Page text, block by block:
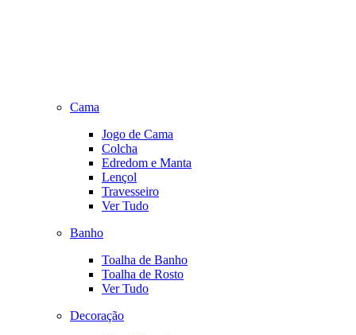
Cama
Jogo de Cama
Colcha
Edredom e Manta
Lençol
Travesseiro
Ver Tudo
Banho
Toalha de Banho
Toalha de Rosto
Ver Tudo
Decoração